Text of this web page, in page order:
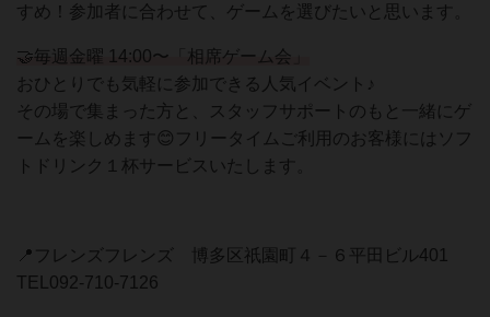
すめ！参加者に合わせて、ゲームを選びたいと思います。
🤝毎週金曜 14:00〜「相席ゲーム会」
おひとりでも気軽に参加できる人気イベント♪
その場で集まった方と、スタッフサポートのもと一緒にゲ
ームを楽しめます😊フリータイムご利用のお客様にはソフ
トドリンク１杯サービスいたします。
📍フレンズフレンズ 博多区祇園町４－６平田ビル401
TEL092-710-7126